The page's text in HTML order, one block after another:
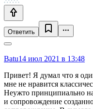
Ответить
Batu14 июл 2021 в 13:48
Привет! Я думал что я
мне не нравится
Неужто принципиально
и сопровождение